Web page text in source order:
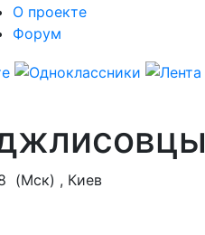
О проекте
Форум
(Мск) , Киев